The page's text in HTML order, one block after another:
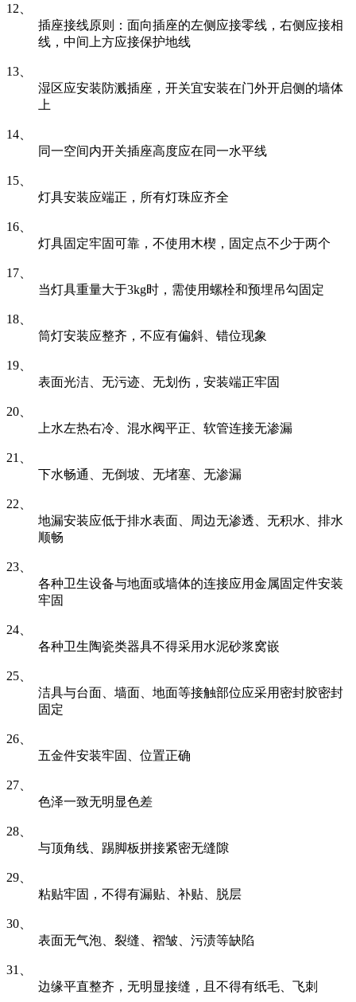
12、
插座接线原则：面向插座的左侧应接零线，右侧应接相
线，中间上方应接保护地线
13、
湿区应安装防溅插座，开关宜安装在门外开启侧的墙体
上
14、
同一空间内开关插座高度应在同一水平线
15、
灯具安装应端正，所有灯珠应齐全
16、
灯具固定牢固可靠，不使用木楔，固定点不少于两个
17、
当灯具重量大于3kg时，需使用螺栓和预埋吊勾固定
18、
筒灯安装应整齐，不应有偏斜、错位现象
19、
表面光洁、无污迹、无划伤，安装端正牢固
20、
上水左热右冷、混水阀平正、软管连接无渗漏
21、
下水畅通、无倒坡、无堵塞、无渗漏
22、
地漏安装应低于排水表面、周边无渗透、无积水、排水
顺畅
23、
各种卫生设备与地面或墙体的连接应用金属固定件安装
牢固
24、
各种卫生陶瓷类器具不得采用水泥砂浆窝嵌
25、
洁具与台面、墙面、地面等接触部位应采用密封胶密封
固定
26、
五金件安装牢固、位置正确
27、
色泽一致无明显色差
28、
与顶角线、踢脚板拼接紧密无缝隙
29、
粘贴牢固，不得有漏贴、补贴、脱层
30、
表面无气泡、裂缝、褶皱、污渍等缺陷
31、
边缘平直整齐，无明显接缝，且不得有纸毛、飞刺